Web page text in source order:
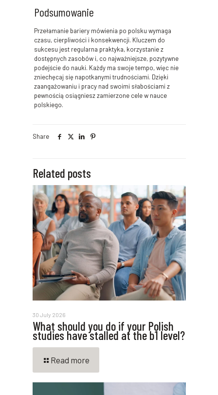
Podsumowanie
Przełamanie bariery mówienia po polsku wymaga
czasu, cierpliwości i konsekwencji. Kluczem do
sukcesu jest regularna praktyka, korzystanie z
dostępnych zasobów i, co najważniejsze, pozytywne
podejście do nauki. Każdy ma swoje tempo, więc nie
zniechęcaj się napotkanymi trudnościami. Dzięki
zaangażowaniu i pracy nad swoimi słabościami z
pewnością osiągniesz zamierzone cele w nauce
polskiego.
Share
Related posts
30 July 2026
What should you do if your Polish
studies have stalled at the b1 level?
Read more